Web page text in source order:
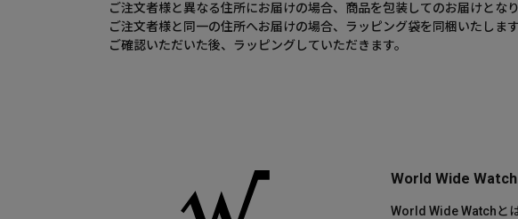
ご注文者様と異なる住所にお届けの場合、商品を包装してのお届けとなり
ご注文者様と同一の住所へお届けの場合、ラッピング袋を同梱いたしま
ご確認いただいた後、ラッピングしていただきます。
World Wide
World Wide Watchと